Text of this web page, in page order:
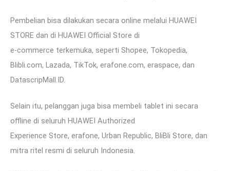
Pembelian bisa dilakukan secara online melalui HUAWEI
STORE dan di HUAWEI Official Store di
e-commerce terkemuka, seperti Shopee, Tokopedia,
Blibli.com, Lazada, TikTok, erafone.com, eraspace, dan
DatascripMall.ID.
Selain itu, pelanggan juga bisa membeli tablet ini secara
offline di seluruh HUAWEI Authorized
Experience Store, erafone, Urban Republic, BliBli Store, dan
mitra ritel resmi di seluruh Indonesia.